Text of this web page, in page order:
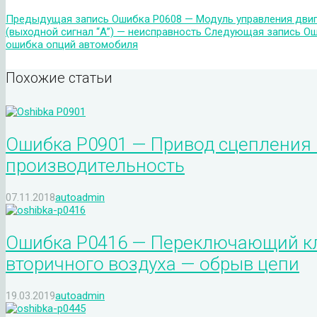
Предыдущая запись Ошибка P0608 — Модуль управления
(выходной сигнал “А”) — неисправность Следующая запись
ошибка опций автомобиля
Похожие статьи
Ошибка P0901 — Привод
производительность
07.11.2018autoadmin
Ошибка P0416 — Переключающий
вторичного воздуха — обрыв цепи
19.03.2019autoadmin